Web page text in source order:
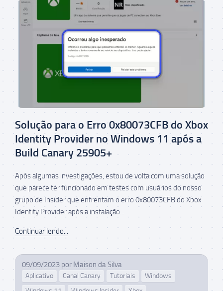
Solução para o Erro 0x80073CFB do Xbox
Identity Provider no Windows 11 após a
Build Canary 25905+
Após algumas investigações, estou de volta com uma solução
que parece ter funcionado em testes com usuários do nosso
grupo de Insider que enfrentam o erro 0x80073CFB do Xbox
Identity Provider após a instalação...
Continuar lendo...
09/09/2023 por Maison da Silva
Aplicativo Canal Canary Tutoriais
Windows